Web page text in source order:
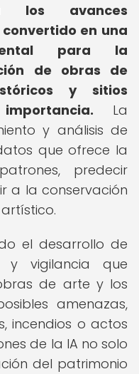
los avances
en una
para la
de obras de
y sitios
La
y análisis de
que ofrece la
predecir
a la conservación
el desarrollo de
y vigilancia que
de arte y los
amenazas,
incendios o actos
de la IA no solo
del patrimonio